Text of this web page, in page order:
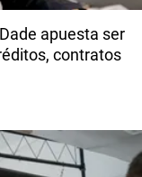
apuesta ser
contratos